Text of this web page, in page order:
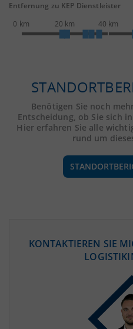
Entfernung zu KEP Dienstleister
0 km
20 km 40 km
Benötigen Sie noch
Entscheidung, ob Sie sich
Hier erfahren Sie alle
rund um
(STAND: 12/
KONTAKTIEREN SIE